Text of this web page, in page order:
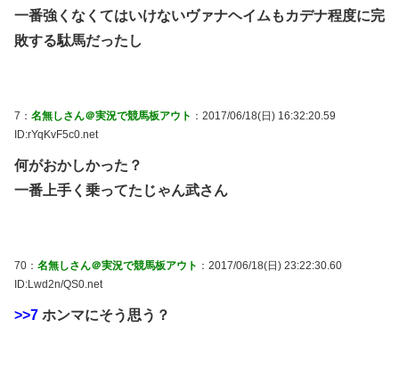
一番強くなくてはいけないヴァナヘイムもカデナ程度に完
敗する駄馬だったし
7： 名無しさん＠実況で競馬板アウト ：2017/06/18(日) 16:32:20.59
ID:rYqKvF5c0.net
何がおかしかった？
一番上手く乗ってたじゃん武さん
70： 名無しさん＠実況で競馬板アウト ：2017/06/18(日) 23:22:30.60
ID:Lwd2n/QS0.net
>>7 ホンマにそう思う？